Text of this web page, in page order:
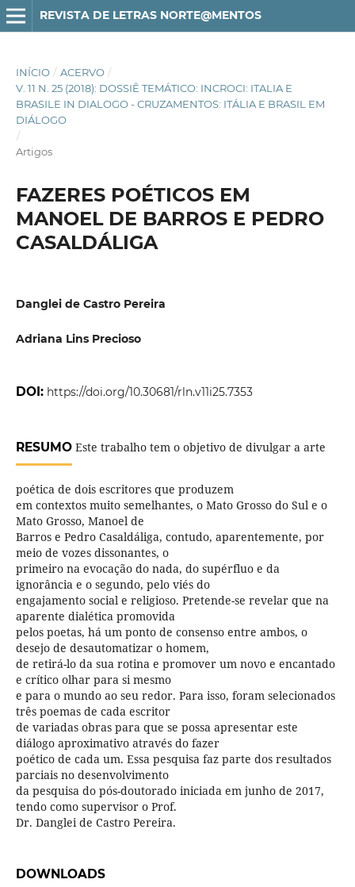
REVISTA DE LETRAS NORTE@MENTOS
INÍCIO / ACERVO /
V. 11 N. 25 (2018): DOSSIÊ TEMÁTICO: INCROCI: ITALIA E
BRASILE IN DIALOGO - CRUZAMENTOS: ITÁLIA E BRASIL EM
DIÁLOGO
/
Artigos
FAZERES POÉTICOS EM
MANOEL DE BARROS E PEDRO
CASALDÁLIGA
Danglei de Castro Pereira
Adriana Lins Precioso
DOI: https://doi.org/10.30681/rln.v11i25.7353
RESUMOEste trabalho tem o objetivo de divulgar a arte
poética de dois escritores que produzem
em contextos muito semelhantes, o Mato Grosso do Sul e o
Mato Grosso, Manoel de
Barros e Pedro Casaldáliga, contudo, aparentemente, por
meio de vozes dissonantes, o
primeiro na evocação do nada, do supérfluo e da
ignorância e o segundo, pelo viés do
engajamento social e religioso. Pretende-se revelar que na
aparente dialética promovida
pelos poetas, há um ponto de consenso entre ambos, o
desejo de desautomatizar o homem,
de retirá-lo da sua rotina e promover um novo e encantado
e crítico olhar para si mesmo
e para o mundo ao seu redor. Para isso, foram selecionados
três poemas de cada escritor
de variadas obras para que se possa apresentar este
diálogo aproximativo através do fazer
poético de cada um. Essa pesquisa faz parte dos resultados
parciais no desenvolvimento
da pesquisa do pós-doutorado iniciada em junho de 2017,
tendo como supervisor o Prof.
Dr. Danglei de Castro Pereira.
DOWNLOADS